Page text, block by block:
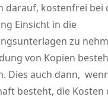
darauf, kostenfrei bei
Einsicht in die
zu
von Kopien
Dies auch dann,
besteht, die Kosten